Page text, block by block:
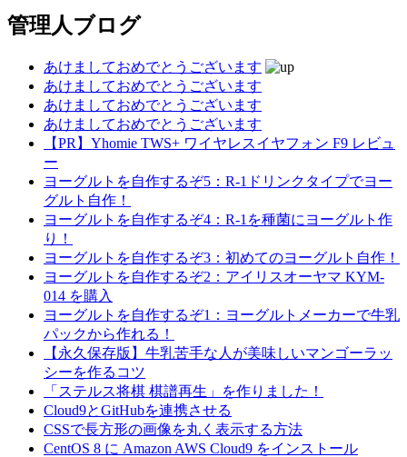
管理人ブログ
あけましておめでとうございます
あけましておめでとうございます
あけましておめでとうございます
あけましておめでとうございます
【PR】Yhomie TWS+ ワイヤレスイヤフォン F9 レビュ
ー
ヨーグルトを自作するぞ5：R-1ドリンクタイプでヨー
グルト自作！
ヨーグルトを自作するぞ4：R-1を種菌にヨーグルト作
り！
ヨーグルトを自作するぞ3：初めてのヨーグルト自作！
ヨーグルトを自作するぞ2：アイリスオーヤマ KYM-
014 を購入
ヨーグルトを自作するぞ1：ヨーグルトメーカーで牛乳
パックから作れる！
【永久保存版】牛乳苦手な人が美味しいマンゴーラッ
シーを作るコツ
「ステルス将棋 棋譜再生」を作りました！
Cloud9とGitHubを連携させる
CSSで長方形の画像を丸く表示する方法
CentOS 8 に Amazon AWS Cloud9 をインストール